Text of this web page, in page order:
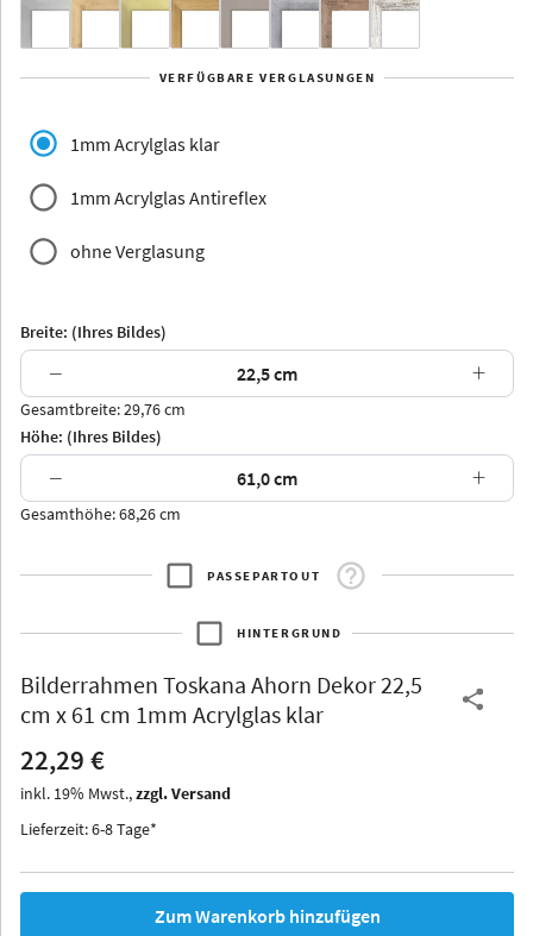
Yukon Alaska
Jersey Dauphine
Arran Luzern
Thurgau
Iowa
VERFÜGBARE VERGLASUNGEN
1mm Acrylglas klar
1mm Acrylglas Antireflex
ohne Verglasung
Breite: (Ihres Bildes)
− +
Gesamtbreite: 29,76 cm
Höhe: (Ihres Bildes)
− +
Gesamthöhe: 68,26 cm
PASSEPARTOUT
HINTERGRUND
Bilderrahmen Toskana Ahorn Dekor 22,5
cm x 61 cm 1mm Acrylglas klar
22,29 €
inkl. 19% Mwst.,zzgl. Versand
Lieferzeit: 6-8 Tage*
Zum Warenkorb hinzufügen